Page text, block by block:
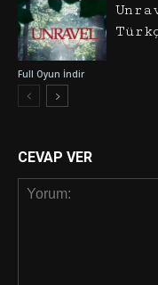
Full Oyun İndir
CEVAP VER